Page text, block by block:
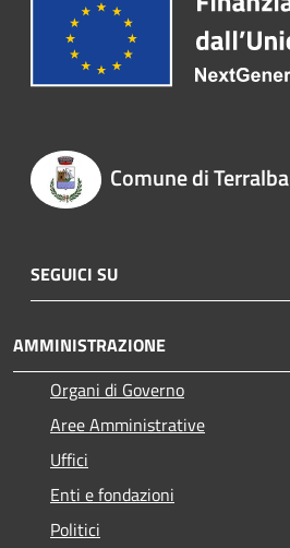
Comune di Terralba
SEGUICI SU
AMMINISTRAZIONE
Organi di Governo
Aree Amministrative
Uffici
Enti e fondazioni
Politici